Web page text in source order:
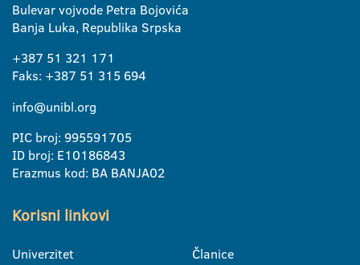
Bulevar vojvode Petra Bojovića
Banja Luka, Republika Srpska
+387 51 321 171
Faks: +387 51 315 694
info@unibl.org
PIC broj: 995591705
ID broj: E10186843
Erazmus kod: BA BANJA02
Korisni linkovi
Univerzitet
Članice